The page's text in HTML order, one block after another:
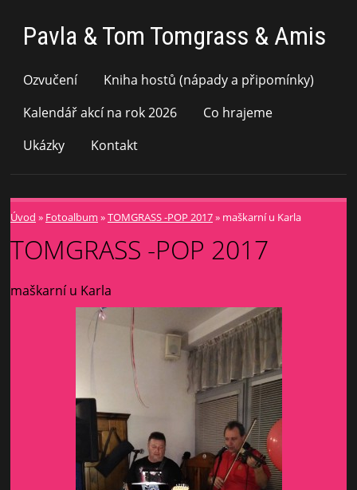
Pavla & Tom Tomgrass & Amis
Ozvučení
Kniha hostů (nápady a připomínky)
Kalendář akcí na rok 2026
Co hrajeme
Ukázky
Kontakt
Úvod » Fotoalbum »TOMGRASS -POP 2017» maškarní u Karla
TOMGRASS -POP 2017
maškarní u Karla